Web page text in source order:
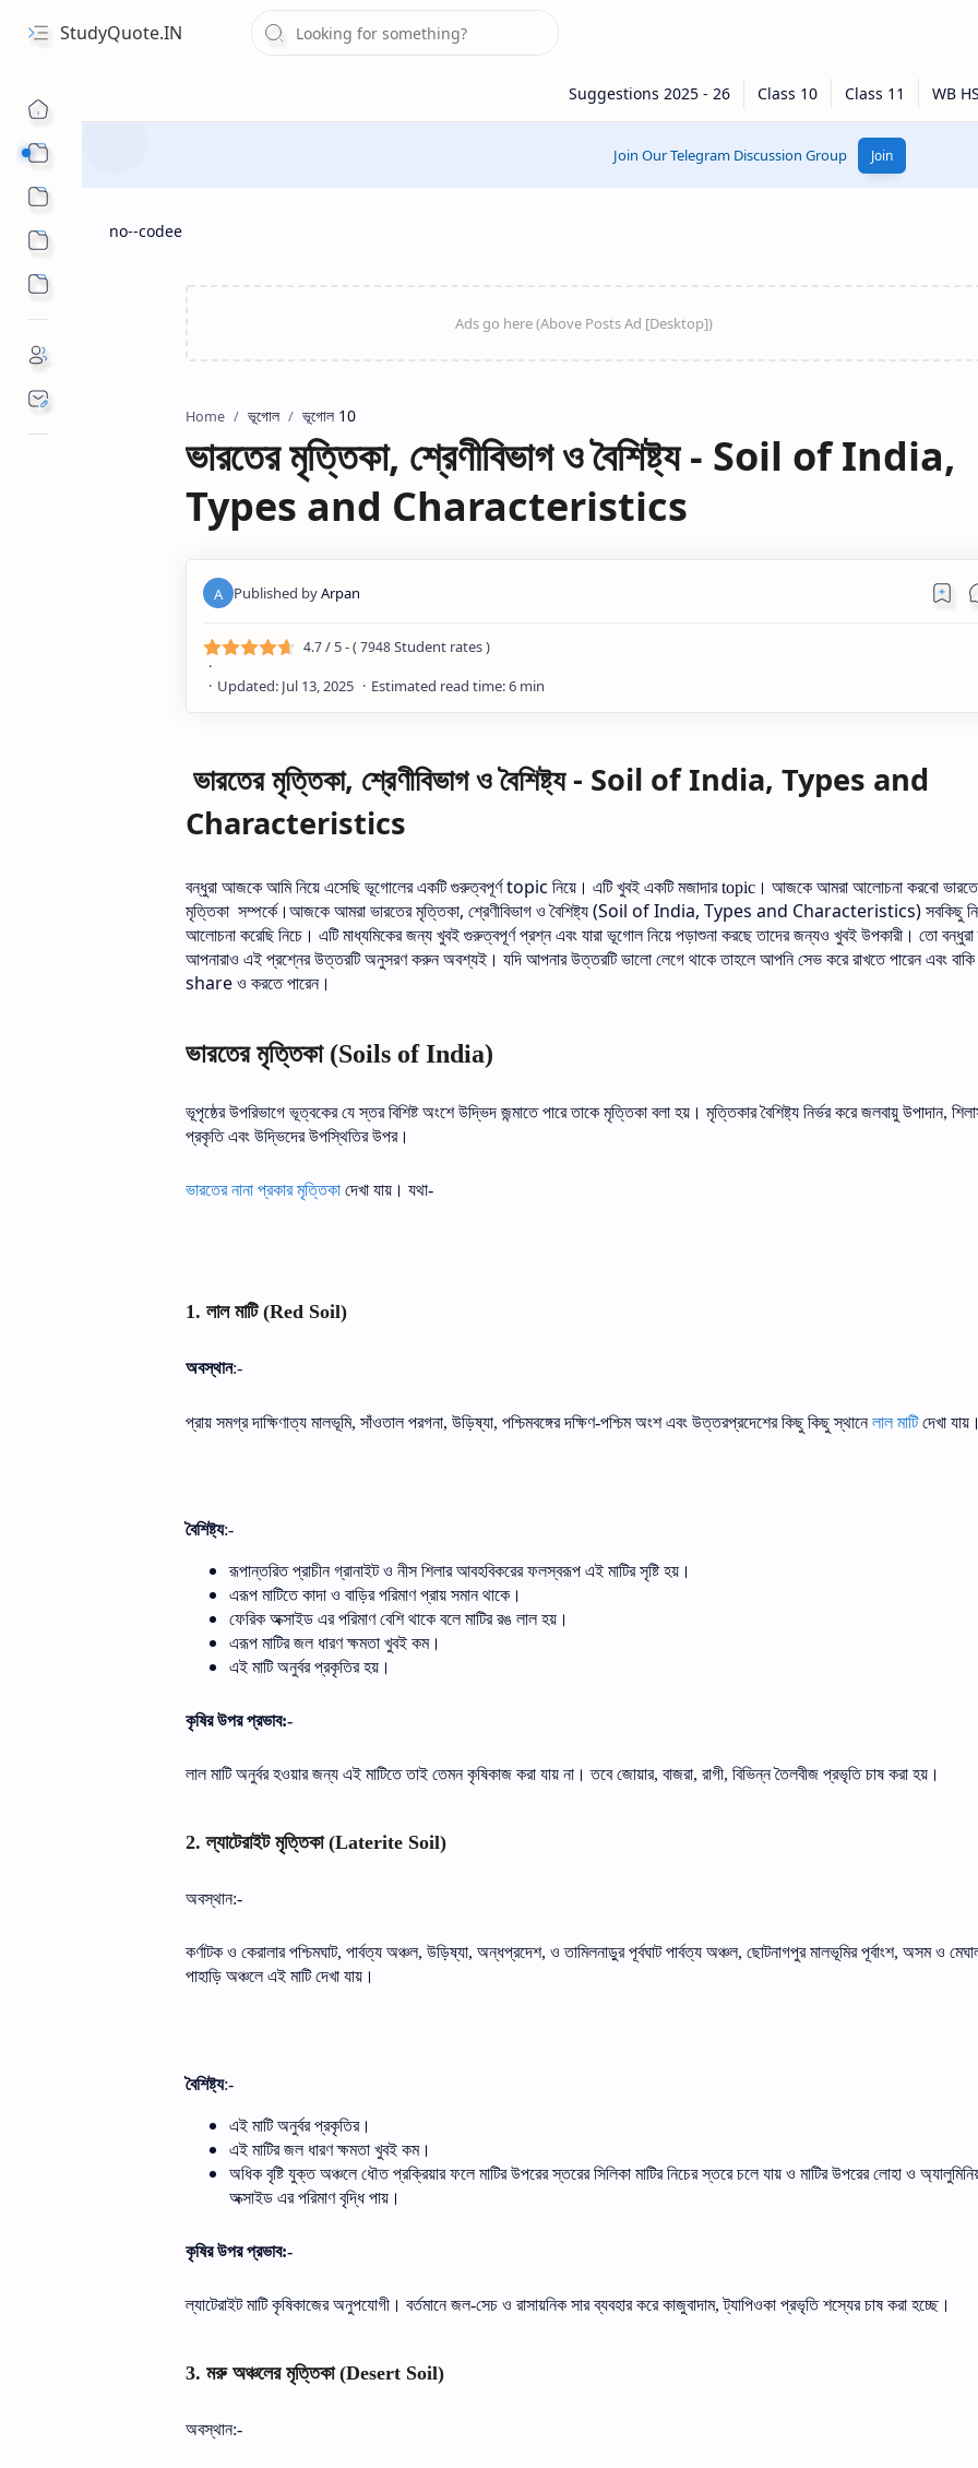
StudyQuote.IN
Join Our Telegram Discussion Group Join
no--codee
Home ভূগোল ভূগোল 10
ভারতের মৃত্তিকা, শ্রেণীবিভাগ ও বৈশিষ্ট্য - Soil of India,
Types and Characteristics
4.7/ 5 - (7948Student rates )
ভারতের মৃত্তিকা, শ্রেণীবিভাগ ও বৈশিষ্ট্য - Soil of India, Types and
Characteristics
বন্ধুরা আজকে আমি নিয়ে এসেছি ভূগোলের একটি গুরুত্বপূর্ণtopic নিয়ে। এটি খুবই একটি মজাদারtopic। আজকে আমরা আলোচনা করবো
মৃত্তিকা সম্পর্কে।আজকে আমরা ভারতের মৃত্তিকা, শ্রেণীবিভাগ ও বৈশিষ্ট্য(Soil of India, Types and Characteristics)সবকিছু
আলোচনা করেছি নিচে। এটি মাধ্যমিকের জন্য খুবই গুরুত্বপূর্ণ প্রশ্ন এবং যারা ভূগোল নিয়ে পড়াশুনা করছেতাদের জন্যও খুবই উপকারী। তো বন্ধুরা
আপনারাও এই প্রশ্নের উত্তরটি অনুসরণ করুন অবশ্যই। যদি আপনার উত্তরটি ভালো লেগে থাকেতাহলে আপনি সেভ করে রাখতে পারেন এবং বাকি
shareও করতে পারেন।
ভারতেরমৃত্তিকা(Soils of India)
ভূপৃষ্ঠের উপরিভাগে ভূত্বকের যেস্তর বিশিষ্ট অংশে উদ্ভিদ জন্মাতে পারেতাকে মৃত্তিকা বলা হয়। মৃত্তিকারবৈশিষ্ট্য নির্ভর করে জলবায়ু উপাদান,
প্রকৃতি এবং উদ্ভিদের উপস্থিতির উপর।
ভারতের নানা প্রকার মৃত্তিকা দেখা যায়। যথা-
1. লাল মাটি(Red Soil)
অবস্থান:-
প্রায় সমগ্রদাক্ষিণাত্য মালভূমি, সাঁওতাল পরগনা, উড়িষ্যা, পশ্চিমবঙ্গেরদক্ষিণ-পশ্চিম অংশ এবং উত্তরপ্রদেশের কিছু কিছুস্থানে লাল মাটি দেখা
বৈশিষ্ট্য:-
রূপান্তরিত প্রাচীন গ্রানাইট ও নীস শিলার আবহবিকরের ফলস্বরূপ এই মাটির সৃষ্টি হয়।
এরূপ মাটিতে কাদা ও বাড়ির পরিমাণ প্রায় সমান থাকে।
ফেরিক অক্সাইড এর পরিমাণ বেশি থাকে বলে মাটির রঙ লাল হয়।
এরূপ মাটির জল ধারণক্ষমতা খুবই কম।
এই মাটি অনুর্বর প্রকৃতির হয়।
কৃষির উপর প্রভাব:-
লাল মাটি অনুর্বর হওয়ার জন্য এই মাটিতেতাই তেমন কৃষিকাজ করা যায় না। তবে জোয়ার, বাজরা, রাগী, বিভিন্নতৈলবীজ প্রভৃতি চাষ করা হয়।
2.ল্যাটেরাইট মৃত্তিকা(Laterite Soil)
অবস্থান:-
কর্ণাটক ও কেরালার পশ্চিমঘাট, পার্বত্য অঞ্চল, উড়িষ্যা, অন্ধপ্রদেশ, ও তামিলনাড়ুর পূর্বঘাট পার্বত্য অঞ্চল, ছোটনাগপুর মালভূমির পূর্বাংশ, অসম ও
পাহাড়ি অঞ্চলে এই মাটি দেখা যায়।
বৈশিষ্ট্য:-
এই মাটি অনুর্বর প্রকৃতির।
এই মাটির জল ধারণক্ষমতা খুবই কম।
অধিক বৃষ্টি যুক্ত অঞ্চলে ধৌত প্রক্রিয়ার ফলে মাটির উপরেরস্তরের সিলিকা মাটির নিচেরস্তরে চলে যায় ও মাটির উপরের লোহা ও
অক্সাইড এর পরিমাণ বৃদ্ধি পায়।
কৃষির উপর প্রভাব:-
ল্যাটেরাইট মাটি কৃষিকাজের অনুপযোগী। বর্তমানে জল-সেচ ও রাসায়নিক সারব্যবহার করে কাজুবাদাম,ট্যাপিওকা প্রভৃতি শস্যের চাষ করা হচ্ছে।
3. মরু অঞ্চলের মৃত্তিকা(Desert Soil)
অবস্থান:-